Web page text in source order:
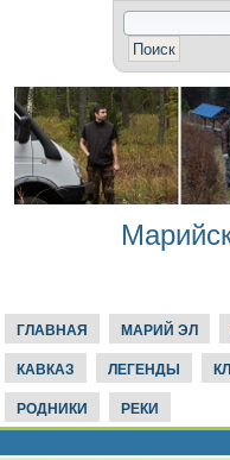
ГЛАВНАЯ МАРИЙ ЭЛ
КАВКАЗ ЛЕГЕНДЫ
РОДНИКИ РЕКИ